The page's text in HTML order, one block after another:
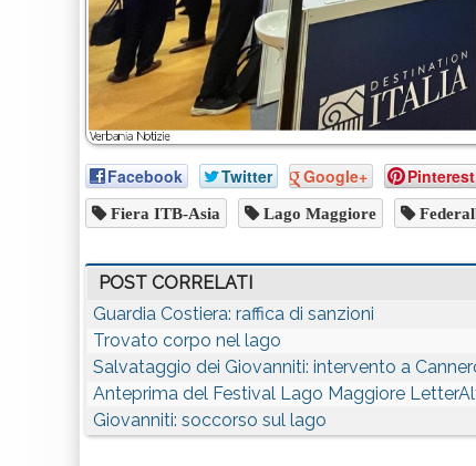
Facebook Twitter Google+ Pinterest
Fiera ITB-Asia Lago Maggiore
POST CORRELATI
Guardia Costiera: raffica di sanzioni
Trovato corpo nel lago
Salvataggio dei Giovanniti: intervento a
Anteprima del Festival Lago Maggiore
Giovanniti: soccorso sul lago